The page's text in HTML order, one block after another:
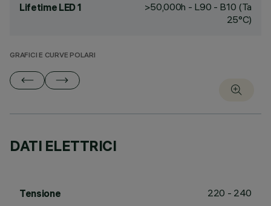
Lifetime LED 1
>50,000h - L90 - B10 (Ta
25°C)
GRAFICI E CURVE POLARI
DATI ELETTRICI
Tensione 220 - 240